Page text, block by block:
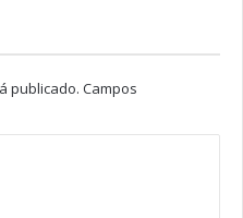
como cidadãos de
para o email:
publicado. Campos